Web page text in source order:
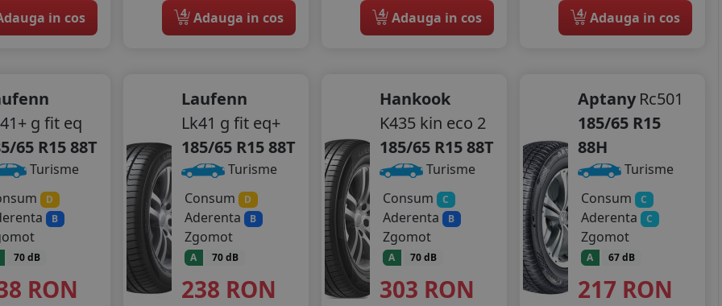
in cos
4 Adauga in cos
4 Adauga in cos
4 Adauga in cos
g fit eq
65 R15 88T
Turisme
D
B
70 dB
RON
Laufenn
Lk41 g fit eq+
185/65 R15 88T
Turisme
Consum
D
Aderenta B
Zgomot
A 70 dB
238 RON
Hankook
K435 kin eco 2
185/65 R15 88T
Turisme
Consum
C
Aderenta B
Zgomot
A 70 dB
303 RON
Aptany Rc501
185/65 R15
88H
Turisme
Consum
C
Aderenta C
Zgomot
A 67 dB
217 RON